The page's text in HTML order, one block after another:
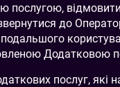
послугою,
до
Додатковою
послуг, які